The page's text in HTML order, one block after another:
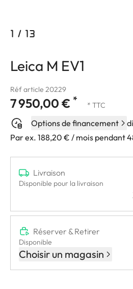
1 / 13
Leica M EV1
Réf article 20229
7 950,00 € * * TTC
Options de financement
Par ex. 188,20 € / mois pendant
Livraison
Disponible pour la livraison
Réserver & Retirer
Disponible
Choisir un magasin